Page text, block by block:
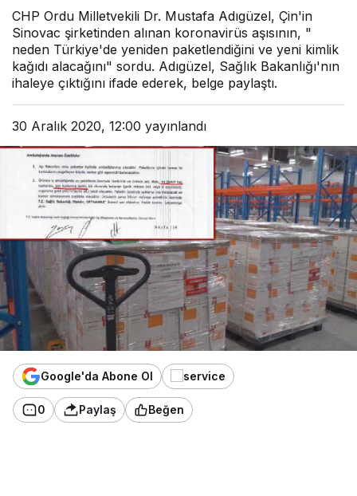
üretil
miş
gibi
numa
ralan
CHP Ordu Milletvekili Dr. Mustafa Adıgüzel, Çin'in
Sinovac şirketinden alınan koronavirüs aşısının, "
neden Türkiye'de yeniden paketlendiğini ve yeni kimlik
kağıdı alacağını" sordu. Adıgüzel, Sağlık Bakanlığı'nın
ihaleye çıktığını ifade ederek, belge paylaştı.
30 Aralık 2020, 12:00 yayınlandı
Google'da Abone Ol
0 Paylaş Beğen